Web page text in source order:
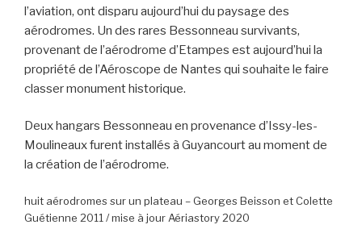
l’aviation, ont disparu aujourd’hui du paysage des
aérodromes. Un des rares Bessonneau survivants,
provenant de l’aérodrome d’Etampes est aujourd’hui la
propriété de l’Aéroscope de Nantes qui souhaite le faire
classer monument historique.
Deux hangars Bessonneau en provenance d’Issy-les-
Moulineaux furent installés à Guyancourt au moment de
la création de l’aérodrome.
huit aérodromes sur un plateau – Georges Beisson et Colette
Guétienne 2011 / mise à jour Aériastory 2020